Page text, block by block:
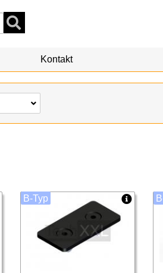
Kontakt
B-Typ